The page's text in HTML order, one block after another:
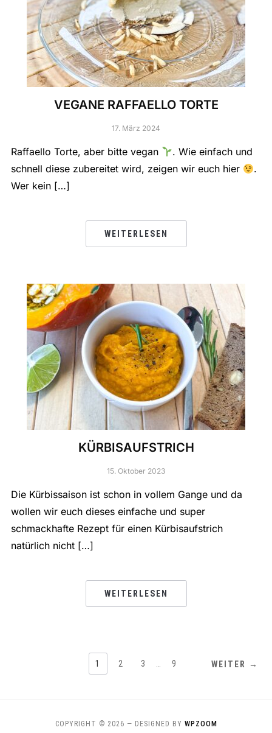
VEGANE RAFFAELLO TORTE
17. März 2024
Raffaello Torte, aber bitte vegan
. Wie einfach und
schnell diese zubereitet wird, zeigen wir euch hier
.
Wer kein […]
WEITERLESEN
KÜRBISAUFSTRICH
15. Oktober 2023
Die Kürbissaison ist schon in vollem Gange und da
wollen wir euch dieses einfache und super
schmackhafte Rezept für einen Kürbisaufstrich
natürlich nicht […]
WEITERLESEN
1 2 3 9 WEITER →
COPYRIGHT © 2026 — DESIGNED BY WPZOOM